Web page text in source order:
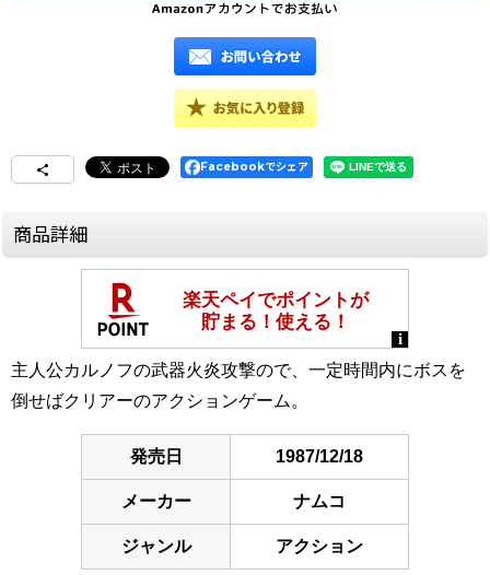
Facebookでシェア
商品詳細
主人公カルノフの武器火炎攻撃ので、一定時間内にボスを
倒せばクリアーのアクションゲーム。
発売日 1987/12/18
メーカー ナムコ
ジャンル アクション